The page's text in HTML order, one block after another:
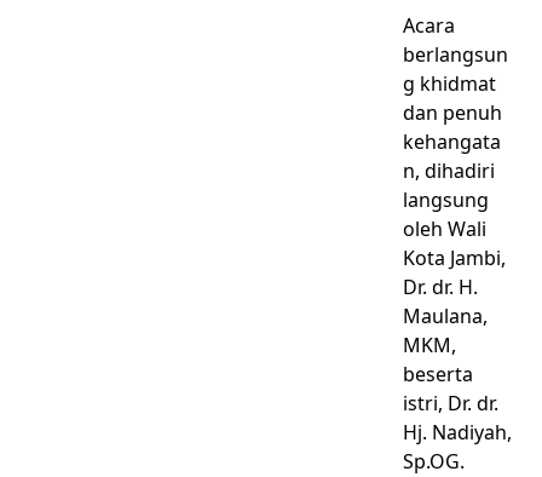
Acara
berlangsun
g khidmat
dan penuh
kehangata
n, dihadiri
langsung
oleh Wali
Kota Jambi,
Dr. dr. H.
Maulana,
MKM,
beserta
istri, Dr. dr.
Hj. Nadiyah,
Sp.OG.